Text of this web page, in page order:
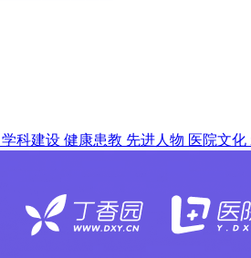
学科建设 健康患教 先进人物 医院文化